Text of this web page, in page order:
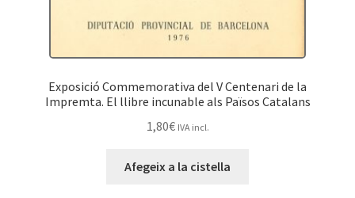
Exposició Commemorativa del V Centenari de la
Impremta. El llibre incunable als Països Catalans
1,80€ IVA incl.
Afegeix a la cistella